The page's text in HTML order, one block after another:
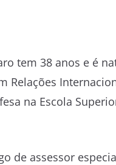
tem 38 anos e é
Relações
na Escola
de assessor